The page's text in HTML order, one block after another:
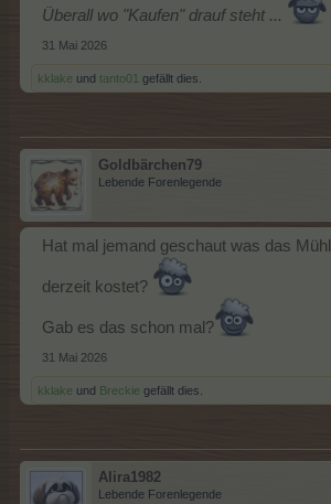
Überall wo "Kaufen" drauf steht ...
31 Mai 2026
kklake und tanto01 gefällt dies.
Goldbärchen79
Lebende Forenlegende
Hat mal jemand geschaut was das
derzeit kostet?
Gab es das schon mal?
31 Mai 2026
kklake und Breckie gefällt dies.
Alira1982
Lebende Forenlegende